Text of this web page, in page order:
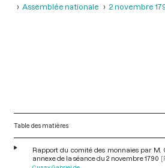
Assemblée nationale
2 novembre
Table des matières
Rapport du comité des monnaies par M.
annexe de la séance du 2 novembre 1790